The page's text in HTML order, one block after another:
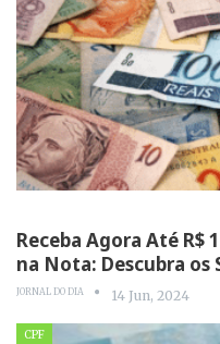
Receba Agora Até R$
na Nota: Descubra os
JORNAL DO DIA 14 Jun, 2024
CPF